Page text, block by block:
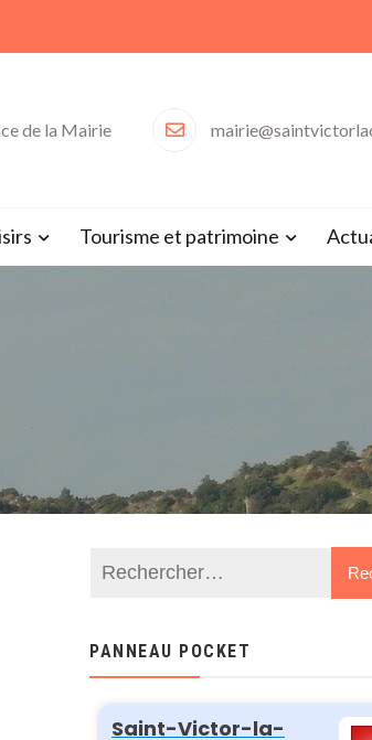
de la Mairie
Tourisme et patrimoine
PANNEAU POCKET